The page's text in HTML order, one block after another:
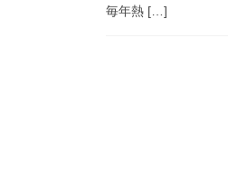
毎年熱 […]